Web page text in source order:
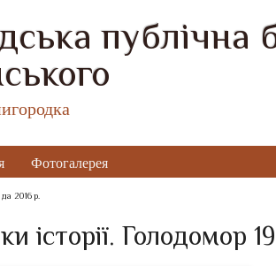
публічна
Фотогалерея
2016 р.
історії. Голодомор